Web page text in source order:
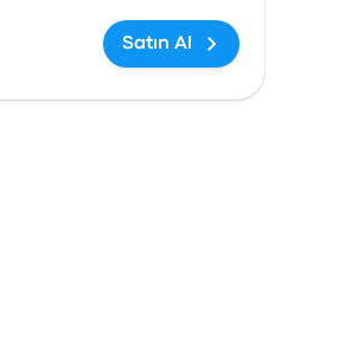
Satın Al